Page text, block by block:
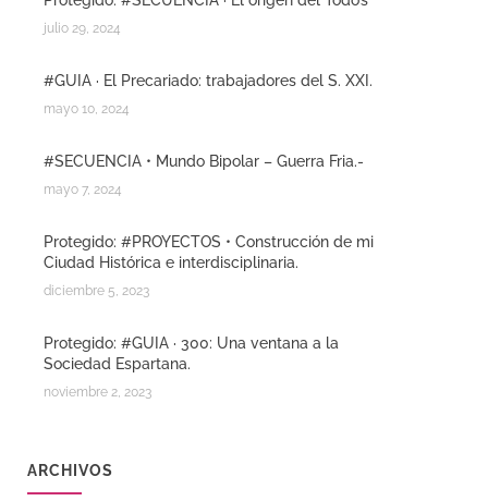
julio 29, 2024
#GUIA · El Precariado: trabajadores del S. XXI.
mayo 10, 2024
#SECUENCIA • Mundo Bipolar – Guerra Fria.-
mayo 7, 2024
Protegido: #PROYECTOS • Construcción de mi
Ciudad Histórica e interdisciplinaria.
diciembre 5, 2023
Protegido: #GUIA · 300: Una ventana a la
Sociedad Espartana.
noviembre 2, 2023
ARCHIVOS